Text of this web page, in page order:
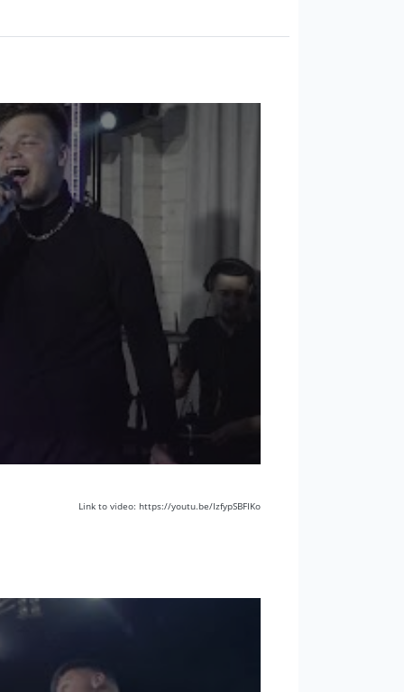
Link to video: https://youtu.be/IzfypSBFIKo